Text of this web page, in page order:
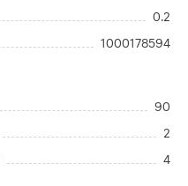
0.2
1000178594
90
2
4